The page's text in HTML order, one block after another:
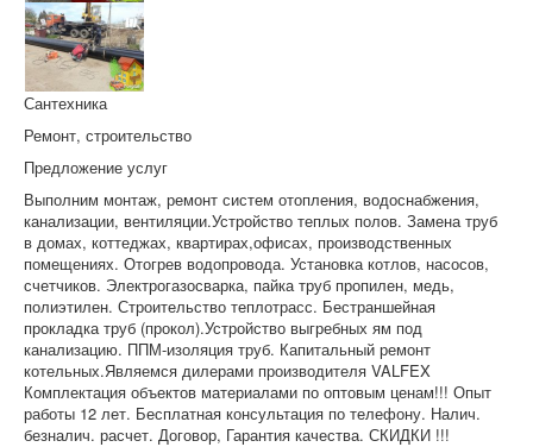
Сантехника
Ремонт, строительство
Предложение услуг
Выполним монтаж, ремонт систем отопления, водоснабжения,
канализации, вентиляции.Устройство теплых полов. Замена труб
в домах, коттеджах, квартирах,офисах, производственных
помещениях. Отогрев водопровода. Установка котлов, насосов,
счетчиков. Электрогазосварка, пайка труб пропилен, медь,
полиэтилен. Строительство теплотрасс. Бестраншейная
прокладка труб (прокол).Устройство выгребных ям под
канализацию. ППМ-изоляция труб. Капитальный ремонт
котельных.Являемся дилерами производителя VALFEX
Комплектация объектов материалами по оптовым ценам!!! Опыт
работы 12 лет. Бесплатная консультация по телефону. Налич.
безналич. расчет. Договор, Гарантия качества. СКИДКИ !!!